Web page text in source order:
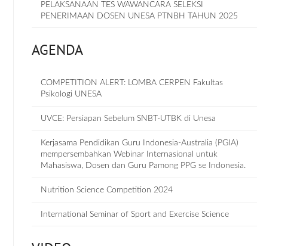
PELAKSANAAN TES WAWANCARA SELEKSI
PENERIMAAN DOSEN UNESA PTNBH TAHUN 2025
AGENDA
COMPETITION ALERT: LOMBA CERPEN Fakultas
Psikologi UNESA
UVCE: Persiapan Sebelum SNBT-UTBK di Unesa
Kerjasama Pendidikan Guru Indonesia-Australia (PGIA)
mempersembahkan Webinar Internasional untuk
Mahasiswa, Dosen dan Guru Pamong PPG se Indonesia.
Nutrition Science Competition 2024
International Seminar of Sport and Exercise Science